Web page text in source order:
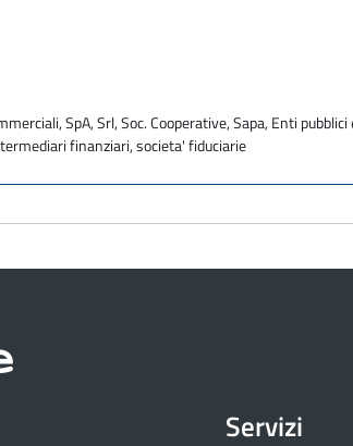
SpA, Srl, Soc. Cooperative, Sapa, Enti
finanziari, societa' fiduciarie
Servizi